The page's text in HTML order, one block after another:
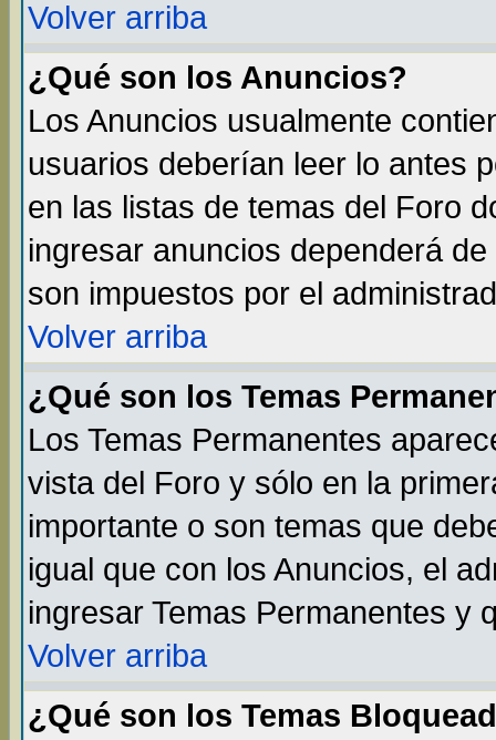
Volver arriba
¿Qué son los Anuncios?
Los Anuncios usualmente
usuarios deberían leer lo antes
en las listas de temas del Foro
ingresar anuncios dependerá
son impuestos por el
Volver arriba
¿Qué son los Temas
Los Temas Permanentes
vista del Foro y sólo en la
importante o son temas que
igual que con los Anuncios, el
ingresar Temas Permanentes y
Volver arriba
¿Qué son los Temas